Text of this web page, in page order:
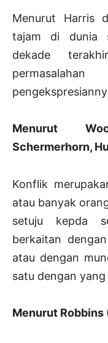
Menurut Harris
tajam di dunia
dekade
Menurut
Schermerhorn,
Konflik
atau banyak
setuju kepda
berkaitan
atau dengan
satu dengan yang
Menurut Robbins